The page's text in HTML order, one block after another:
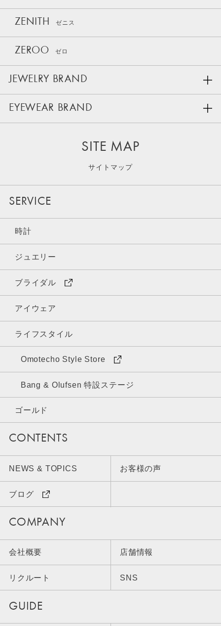
ZENITH ゼニス
ZEROO ゼロ
JEWELRY BRAND
EYEWEAR BRAND
SITE MAP
サイトマップ
SERVICE
時計
ジュエリー
ブライダル
アイウェア
ライフスタイル
Omotecho Style Store
Bang & Olufsen 特設ステージ
ゴールド
CONTENTS
NEWS & TOPICS お客様の声
ブログ
COMPANY
会社概要 店舗情報
リクルート SNS
GUIDE